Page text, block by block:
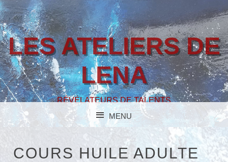
LES ATELIERS DE
LENA
RÉVÉLATEURS DE TALENTS
MENU
COURS HUILE ADULTE